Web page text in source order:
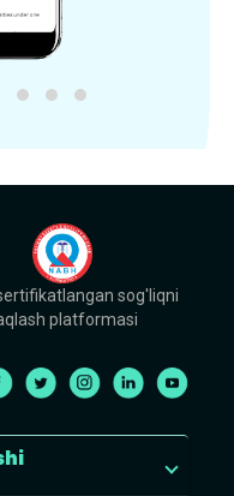
sog'liqni
platformasi